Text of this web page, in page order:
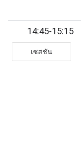
14:45-15:15
เซสชัน